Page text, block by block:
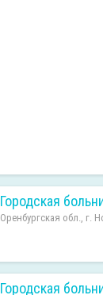
Городская
Оренбургская обл., г.
Городская